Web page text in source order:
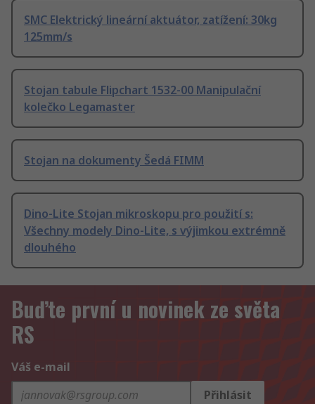
SMC Elektrický lineární aktuátor, zatížení: 30kg
125mm/s
Stojan tabule Flipchart 1532-00 Manipulační
kolečko Legamaster
Stojan na dokumenty Šedá FIMM
Dino-Lite Stojan mikroskopu pro použití s:
Všechny modely Dino-Lite, s výjimkou extrémně
dlouhého
Buďte první u novinek ze světa
RS
Váš e-mail
Přihlásit